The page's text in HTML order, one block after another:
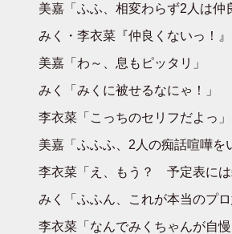
美嘉「ふふ、相変わらず2人は仲
みく・李衣菜『仲良くないっ！』
美嘉「わ～、息もピッタリ」
みく「みくに被せるなにゃ！」
李衣菜「こっちのセリフだよっ」
美嘉「ふふふ、2人の痴話喧嘩を
李衣菜「え、もう？ 予定表には
みく「ふふん、これが本当のプ
李衣菜「なんでみくちゃんが自慢